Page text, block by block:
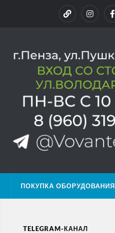
ПОКУПКА ОБОРУДОВАНИЯ
TELEGRAM-КАНАЛ